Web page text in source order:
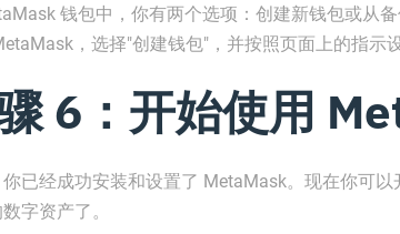
钱包中，你有两个选项：创建新钱包或从
，选择"创建钱包"，并按照页面上的指示
6：开始使用
已经成功安装和设置了 MetaMask。现在你可
字资产了。